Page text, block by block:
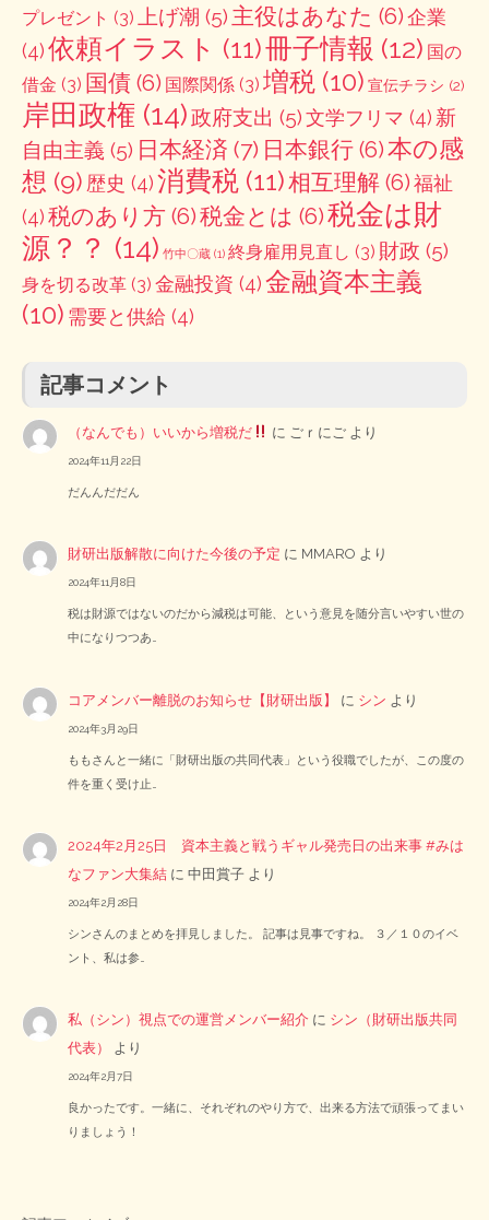
プレゼント (3) 上げ潮 (5) 主役はあなた (6)企業
(4)依頼イラスト (11)冊子情報 (12) 国の
借金 (3) 国債 (6) 国際関係 (3) 増税 (10) 宣伝チラシ (2)
岸田政権 (14)政府支出 (5)文学フリマ (4) 新
自由主義 (5) 日本経済 (7) 日本銀行 (6)本の感
想 (9) 歴史 (4)消費税 (11)相互理解 (6)福祉
(4)税のあり方 (6)税金とは (6)税金は財
源？？ (14) 竹中〇蔵 (1) 終身雇用見直し (3) 財政 (5)
身を切る改革 (3) 金融投資 (4)金融資本主義
(10) 需要と供給 (4)
記事コメント
（なんでも）いいから増税だ に ごｒにご より
2024年11月22日
だんんだだん
財研出版解散に向けた今後の予定 に MMARO より
2024年11月8日
税は財源ではないのだから減税は可能、という意見を随分言いやすい世の
中になりつつあ…
コアメンバー離脱のお知らせ【財研出版】 に シン より
2024年3月29日
ももさんと一緒に「財研出版の共同代表」という役職でしたが、この度の
件を重く受け止…
2024年2月25日 資本主義と戦うギャル発売日の出来事 #みは
なファン大集結 に中田賞子 より
2024年2月28日
シンさんのまとめを拝見しました。 記事は見事ですね。 ３／１０のイベ
ント、私は参…
私（シン）視点での運営メンバー紹介 に シン（財研出版共同
代表）
より
2024年2月7日
良かったです。一緒に、それぞれのやり方で、出来る方法で頑張ってまい
りましょう！